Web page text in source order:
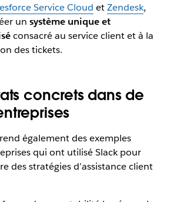
Service Cloud etZendesk,
un système unique et
consacré au service client et à la
des tickets.
concrets dans de
également des exemples
qui ont utilisé Slack pour
des stratégies d’assistance client